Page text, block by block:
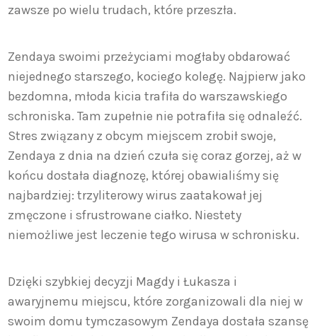
zawsze po wielu trudach, które przeszła.
Zendaya swoimi przeżyciami mogłaby obdarować
niejednego starszego, kociego kolegę. Najpierw jako
bezdomna, młoda kicia trafiła do warszawskiego
schroniska. Tam zupełnie nie potrafiła się odnaleźć.
Stres związany z obcym miejscem zrobił swoje,
Zendaya z dnia na dzień czuła się coraz gorzej, aż w
końcu dostała diagnozę, której obawialiśmy się
najbardziej: trzyliterowy wirus zaatakował jej
zmęczone i sfrustrowane ciałko. Niestety
niemożliwe jest leczenie tego wirusa w schronisku.
Dzięki szybkiej decyzji Magdy i Łukasza i
awaryjnemu miejscu, które zorganizowali dla niej w
swoim domu tymczasowym Zendaya dostała szansę